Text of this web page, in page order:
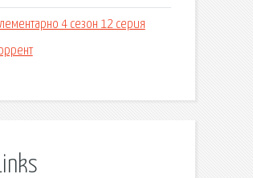
4 сезон 12 серия